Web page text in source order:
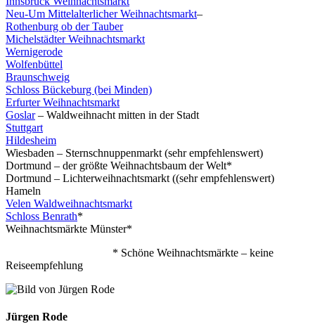
Neu-Um Mittelalterlicher Weihnachtsmarkt–
Rothenburg ob der Tauber
Michelstädter Weihnachtsmarkt
Wernigerode
Wolfenbüttel
Braunschweig
Schloss Bückeburg (bei Minden)
Erfurter Weihnachtsmarkt
Goslar– Waldweihnacht mitten in der Stadt
Stuttgart
Hildesheim
Wiesbaden – Sternschnuppenmarkt (sehr empfehlenswert)
Dortmund – der größte Weihnachtsbaum der Welt*
Dortmund – Lichterweihnachtsmarkt ((sehr empfehlenswert)
Hameln
Velen Waldweihnachtsmarkt
Schloss Benrath*
Weihnachtsmärkte Münster*
* Schöne Weihnachtsmärkte – keine
Reiseempfehlung
Jürgen Rode